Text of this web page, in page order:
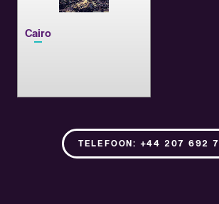
Cairo
TELEFOON: +44 207 692